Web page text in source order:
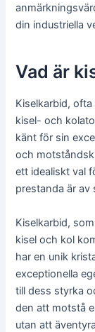
din industriella
Vad är
Kiselkarbid,
kisel- och
känt för sin
och
ett idealiskt val
prestanda är av
Kiselkarbid,
kisel och kol
har en unik
exceptionella
till dess styrka
den att motstå
utan att